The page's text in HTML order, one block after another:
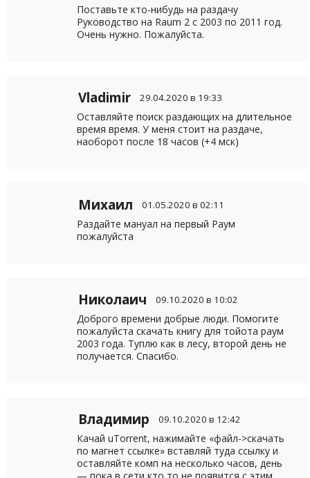
Поставьте кто-нибудь на раздачу
Руководство на Raum 2 с 2003 по 2011 год.
Очень нужно. Пожалуйста.
Vladimir 29.04.2020 в 19:33
Оставляйте поиск раздающих на длительное
время время. У меня стоит на раздаче,
наоборот после 18 часов (+4 мск)
Михаил 01.05.2020 в 02:11
Раздайте мануал на первый Раум
пожалуйста
Николаич 09.10.2020 в 10:02
Доброго времени добрые люди. Помогите
пожалуйста скачать книгу для тойота раум
2003 года. Туплю как в лесу, второй день не
получается. Спасибо.
Владимир 09.10.2020 в 12:42
Качай uTorrent, нажимайте «файл->скачать
по магнет ссылке» вставляй туда ссылку и
оставляйте комп на несколько часов, день